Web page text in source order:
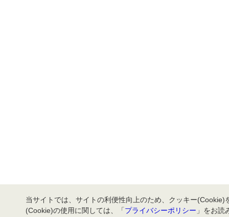
当サイトでは、サイトの利便性向上のため、クッキー
(Cookie)の使用に関しては、「プライバシーポリシー 」をお読